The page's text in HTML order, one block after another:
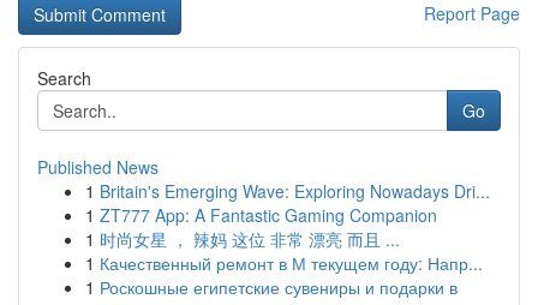
Report Page
Search
Go
Published News
1 Britain's Emerging Wave: Exploring Nowadays Dri...
1 ZT777 App: A Fantastic Gaming Companion
1 时尚女星 ， 辣妈 这位 非常 漂亮 而且 ...
1 Качественный ремонт в М текущем году: Напр...
1 Роскошные египетские сувениры и подарки в